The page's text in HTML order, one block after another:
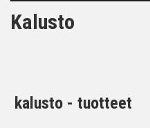
Kalusto
kalusto - tuotteet